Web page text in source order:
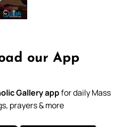
our App
Gallery appfor daily Mass
prayers & more